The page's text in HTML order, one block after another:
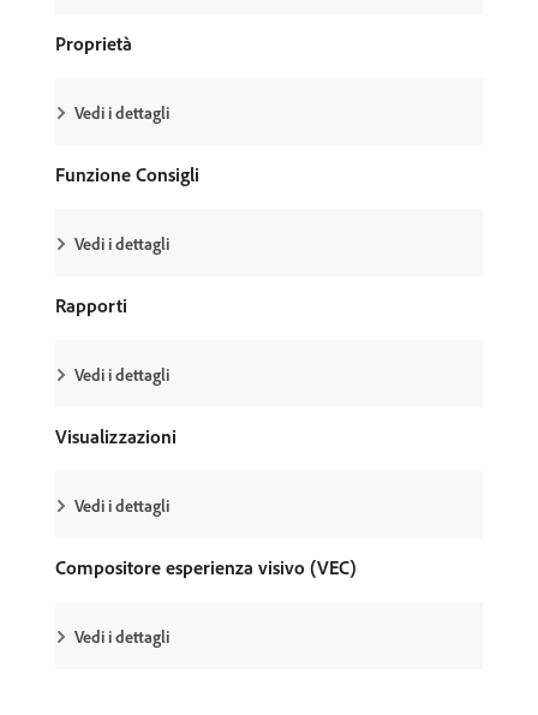
Proprietà
Vedi i dettagli
Funzione Consigli
Vedi i dettagli
Rapporti
Vedi i dettagli
Visualizzazioni
Vedi i dettagli
Compositore esperienza visivo (VEC)
Vedi i dettagli